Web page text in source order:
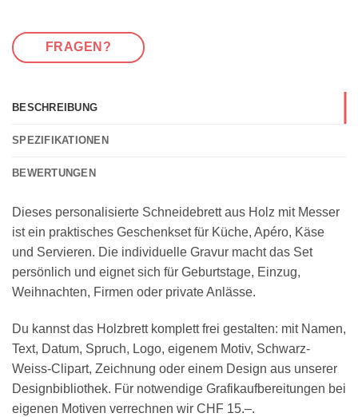
FRAGEN?
BESCHREIBUNG
SPEZIFIKATIONEN
BEWERTUNGEN
Dieses personalisierte Schneidebrett aus Holz mit Messer
ist ein praktisches Geschenkset für Küche, Apéro, Käse
und Servieren. Die individuelle Gravur macht das Set
persönlich und eignet sich für Geburtstage, Einzug,
Weihnachten, Firmen oder private Anlässe.
Du kannst das Holzbrett komplett frei gestalten: mit Namen,
Text, Datum, Spruch, Logo, eigenem Motiv, Schwarz-
Weiss-Clipart, Zeichnung oder einem Design aus unserer
Designbibliothek. Für notwendige Grafikaufbereitungen bei
eigenen Motiven verrechnen wir CHF 15.–.